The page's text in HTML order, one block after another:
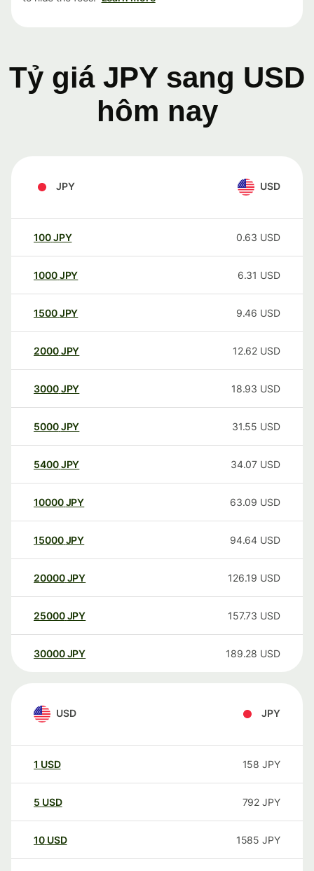
Tỷ giá JPY sang USD
hôm nay
JPY USD
100JPY 0.63 USD
1000JPY 6.31 USD
1500JPY 9.46 USD
2000JPY 12.62 USD
3000JPY 18.93 USD
5000JPY 31.55 USD
5400JPY 34.07 USD
10000 JPY 63.09 USD
15000 JPY 94.64 USD
20000 JPY 126.19 USD
25000 JPY 157.73 USD
30000 JPY 189.28 USD
USD JPY
1 USD 158 JPY
5 USD 792 JPY
10 USD 1585 JPY